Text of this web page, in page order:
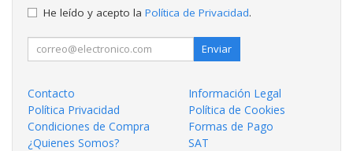
He leído y acepto la Política de Privacidad.
Enviar
Contacto
Información Legal
Política Privacidad
Política de Cookies
Condiciones de Compra
Formas de Pago
¿Quienes Somos?
SAT